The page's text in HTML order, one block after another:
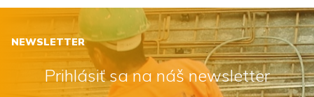
NEWSLETTER
Prihlásiť sa na náš newsletter